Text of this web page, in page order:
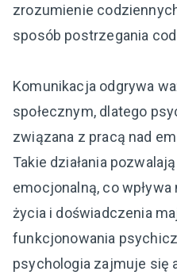
zrozumienie
sposób postrzegania
Komunikacja odgrywa
społecznym, dlatego
związana z pracą nad
Takie działania
emocjonalną, co
życia i doświadczenia
funkcjonowania
psychologia zajmuje się